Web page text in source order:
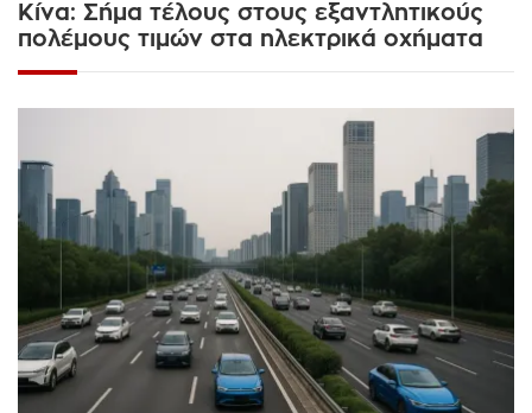
Κίνα: Σήμα τέλους στους εξαντλητικούς
πολέμους τιμών στα ηλεκτρικά οχήματα